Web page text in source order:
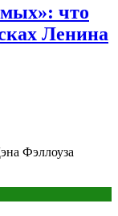
что
Ленина
Фэллоуза